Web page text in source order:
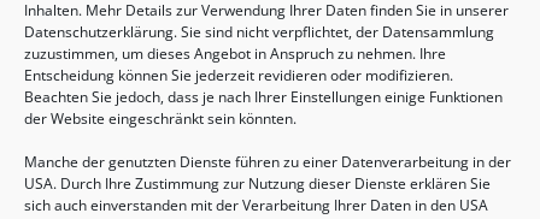
Inhalten. Mehr Details zur Verwendung Ihrer Daten finden Sie in unserer
Datenschutzerklärung. Sie sind nicht verpflichtet, der Datensammlung
zuzustimmen, um dieses Angebot in Anspruch zu nehmen. Ihre
Entscheidung können Sie jederzeit revidieren oder modifizieren.
Beachten Sie jedoch, dass je nach Ihrer Einstellungen einige Funktionen
der Website eingeschränkt sein könnten.
Manche der genutzten Dienste führen zu einer Datenverarbeitung in der
USA. Durch Ihre Zustimmung zur Nutzung dieser Dienste erklären Sie
sich auch einverstanden mit der Verarbeitung Ihrer Daten in den USA